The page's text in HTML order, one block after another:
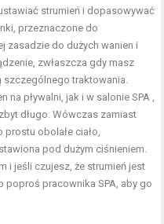
strumień i dopasowywać
przeznaczone do
zasadzie do dużych wanien i
zwłaszcza gdy masz
szczególnego traktowania.
na pływalni, jak i w salonie SPA ,
długo. Wówczas zamiast
prostu obolałe ciało,
pod dużym ciśnieniem.
i jeśli czujesz, że strumień jest
poproś pracownika SPA, aby go